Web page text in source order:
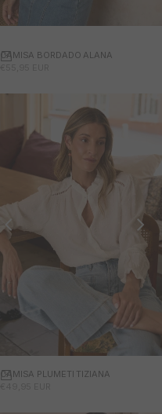
CAMISA BORDADO ALANA
CAMISA PLUMETI TIZIANA